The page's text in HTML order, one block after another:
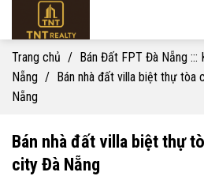
content
Trang chủ / Bán Đất FPT Đà Nẵng
Nẵng / Bán nhà đất villa biệt thự tòa
Nẵng
Bán nhà đất villa biệt thự
city Đà Nẵng